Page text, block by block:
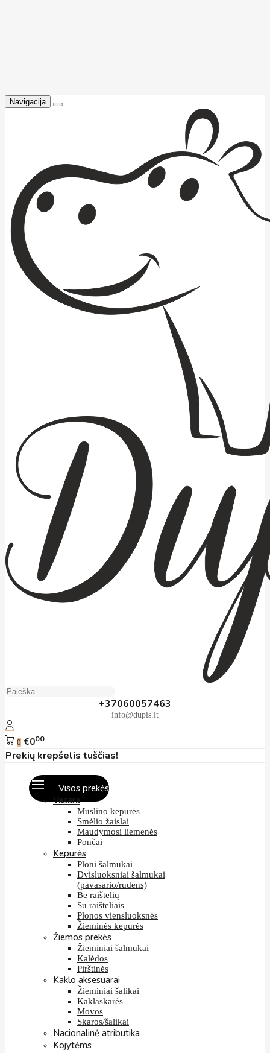
Navigacija
+37060057463
info@dupis.lt
0 €000
Prekių krepšelis tuščias!
Visos prekės
Vasara
Muslino kepurės
Smėlio žaislai
Maudymosi liemenės
Pončai
Kepurės
Ploni šalmukai
Dvisluoksniai šalmukai
(pavasario/rudens)
Be raištelių
Su raišteliais
Plonos viensluoksnės
Žieminės kepurės
Žiemos prekės
Žieminiai šalmukai
Kalėdos
Pirštinės
Kaklo aksesuarai
Žieminiai šalikai
Kaklaskarės
Movos
Skaros/šalikai
Nacionalinė atributika
Kojytėms